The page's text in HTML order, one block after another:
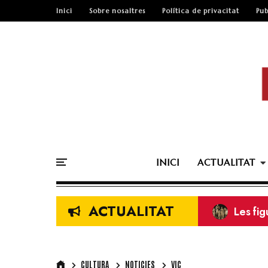
Inici Sobre nosaltres Política de privacitat
INICI ACTUALITAT
ACTUALITAT Els
CULTURA NOTICIES VIC